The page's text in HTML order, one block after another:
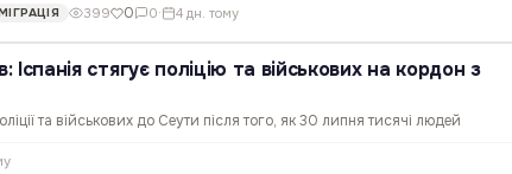
399 0 0· 4 дн. тому
Іспанія стягує поліцію та військових на кордон з
та військових до Сеути після того, як 30 липня тисячі людей
від 2 000 до 3 000 мігрантів, однак на…